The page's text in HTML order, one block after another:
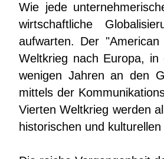
Wie jede
wirtschaftliche
aufwarten. Der
Weltkrieg nach Europa,
wenigen Jahren an den
mittels der
Vierten Weltkrieg werden
historischen und